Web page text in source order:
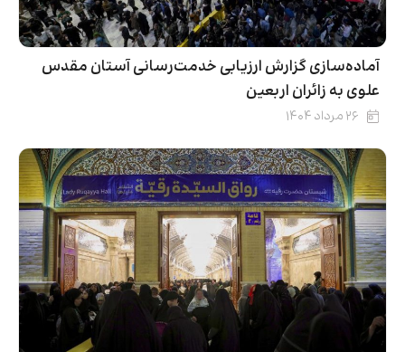
آماده‌سازی گزارش ارزیابی خدمت‌رسانی آستان مقدس
علوی به زائران اربعین
۲۶ مرداد ۱۴۰۴